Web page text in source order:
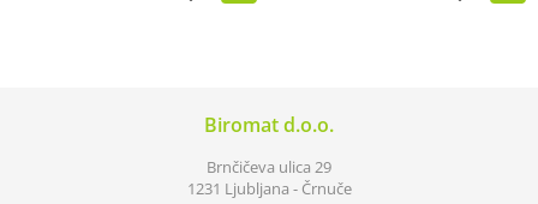
Biromat d.o.o.
Brnčičeva ulica 29
1231 Ljubljana - Črnuče